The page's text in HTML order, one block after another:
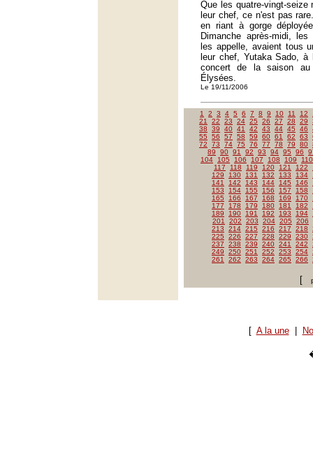
Que les quatre-vingt-seize
leur chef, ce n'est pas
en riant à gorge
Dimanche après-midi,
les appelle, avaient tous
leur chef, Yutaka Sado, à
concert de la saison au
Élysées.
Le 19/11/2006
1 2 3 4 5 6 7 8 9 10 11 12
21
22 23 24 25 26 27 28 29
38
39 40 41 42 43 44 45 46
55
56 57 58 59 60 61 62 63
72
73 74 75 76 77 78 79 80
89
90 91 92 93 94 95 96
104
105 106 107 108 109
110
117
118 119 120 121 122
129
130 131 132 133 134
141
142 143 144 145 146
153
154 155 156 157 158
165
166 167 168 169 170
177
178 179 180 181 182
189
190 191 192 193 194
201
202 203 204 205
206
213
214 215 216 217 218
225
226 227 228 229 230
237
238 239 240 241 242
249
250 251 252 253 254
261
262 263 264 265 266
[
[ A la une|